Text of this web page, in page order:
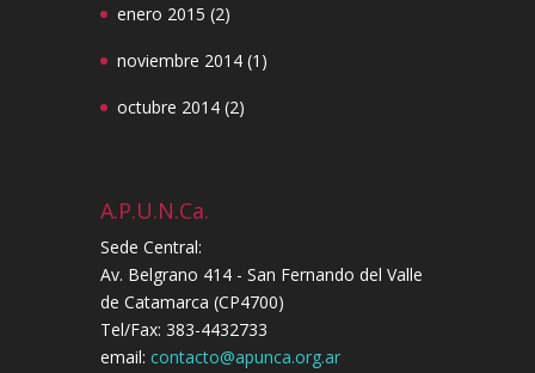
enero 2015 (2)
noviembre 2014 (1)
octubre 2014 (2)
A.P.U.N.Ca.
Sede Central:
Av. Belgrano 414 - San Fernando del Valle
de Catamarca (CP4700)
Tel/Fax: 383-4432733
email: contacto@apunca.org.ar